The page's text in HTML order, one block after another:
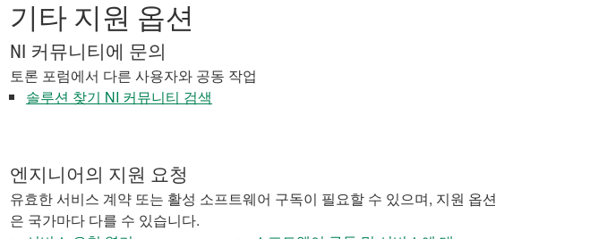
기타 지원 옵션
NI 커뮤니티에 문의
토론 포럼에서 다른 사용자와 공동 작업
솔루션 찾기 NI 커뮤니티 검색
엔지니어의 지원 요청
유효한 서비스 계약 또는 활성 소프트웨어 구독이 필요할 수 있으며, 지원 옵션
은 국가마다 다를 수 있습니다.